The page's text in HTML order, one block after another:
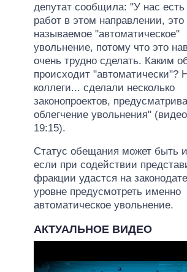
депутат сообщила: "У нас есть
работ в этом направлении, это
называемое "автоматическое"
увольнение, потому что это
очень трудно сделать. Каким
происходит "автоматически"?
коллеги... сделали несколько
законопроектов,
облегчение увольнения"
19:15).
Статус обещания может быть
если при содействии
фракции удастся на
уровне предусмотреть именно
автоматическое увольнение.
АКТУАЛЬНОЕ ВИДЕО